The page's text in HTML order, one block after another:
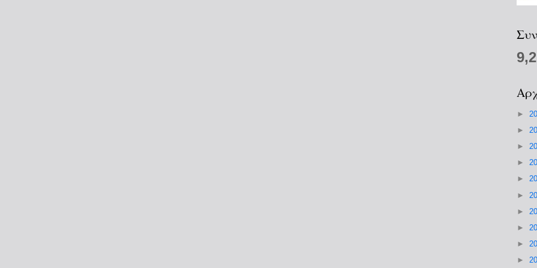
►
►
►
►
►
►
►
►
►
►